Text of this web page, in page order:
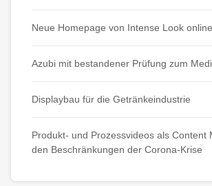
Neue Homepage von Intense Look online
Azubi mit bestandener Prüfung zum
Displaybau für die Getränkeindustrie
Produkt- und Prozessvideos als Content
den Beschränkungen der Corona-Krise